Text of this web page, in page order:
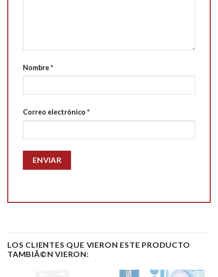
Nombre*
Correo electrónico *
LOS CLIENTES QUE VIERON ESTE PRODUCTO
TAMBIÃ©N VIERON: